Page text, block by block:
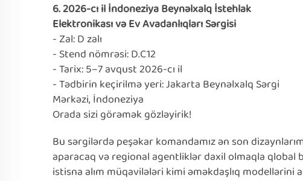
6. 2026-cı il İndoneziya Beynəlxalq İstehlak
Elektronikası və Ev Avadanlıqları Sərgisi
- Zal: D zalı
- Stend nömrəsi: D.C12
- Tarix: 5–7 avqust 2026-cı il
- Tədbirin keçirilmə yeri: Jakarta Beynəlxalq Sərgi
Mərkəzi, İndoneziya
Orada sizi görəmək gözləyirik!
Bu sərgilərdə peşəkar komandamız ən son
aparacaq və regional agentliklər daxil olmaqla qlobal
istisna alım müqavilələri kimi əməkdaşlıq modellərini